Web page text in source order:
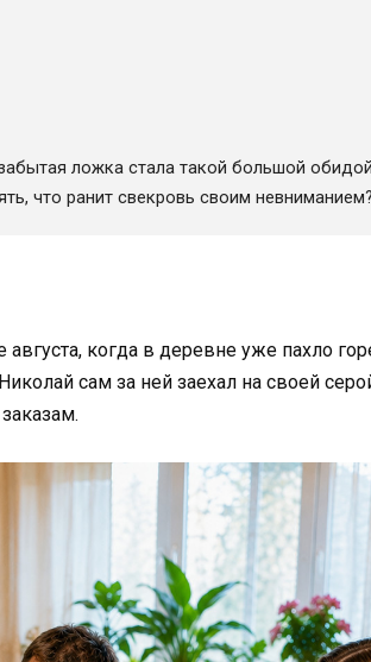
ложка стала такой большой
что ранит свекровь своим невниманием?
когда в деревне уже пахло
сам за ней заехал на своей